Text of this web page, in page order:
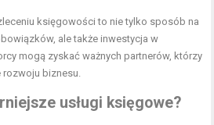
księgowości to nie tylko sposób na
ale także inwestycja w
mogą zyskać ważnych partnerów, którzy
biznesu.
usługi księgowe?